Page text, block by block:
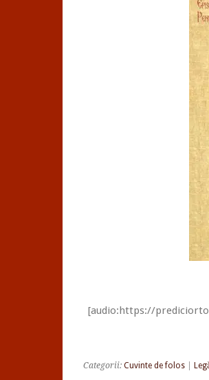
[audio:https://
Categorii: Cuvinte de folos